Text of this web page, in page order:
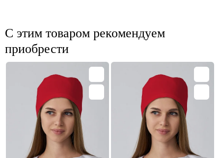
С этим товаром рекомендуем
приобрести